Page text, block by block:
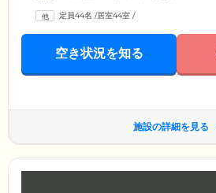
定員44名 /居室44室 /
空き状況を知る
施設の詳細を見る